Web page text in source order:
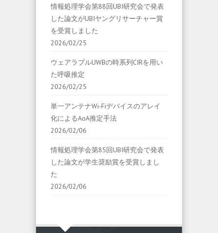
情報処理学会第88回UBI研究会で発表
した論文がUBIヤングリサーチャー賞
を受賞しました
2026/02/25
ウェアラブルUWBの時系列CIRを用い
た呼吸推定
2026/02/25
単一アンテナWi-Fiデバイスのアレイ
化によるAoA推定手法
2026/02/06
情報処理学会第85回UBI研究会で発表
した論文が学生奨励賞を受賞しまし
た
2026/02/06